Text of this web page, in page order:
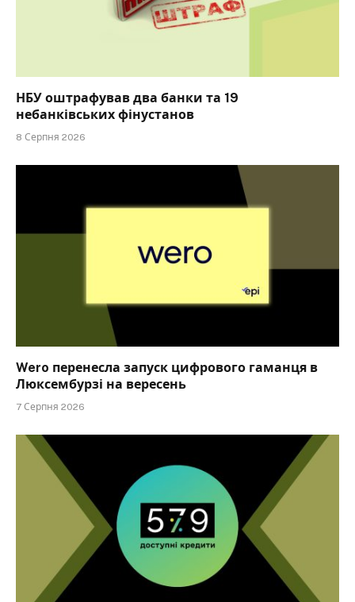
НБУ оштрафував два банки та 19
небанківських фінустанов
8 Серпня 2026
Wero перенесла запуск цифрового гаманця в
Люксембурзі на вересень
7 Серпня 2026